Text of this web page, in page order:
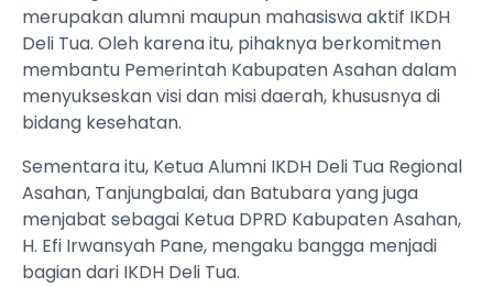
merupakan alumni maupun mahasiswa aktif IKDH
Deli Tua. Oleh karena itu, pihaknya berkomitmen
membantu Pemerintah Kabupaten Asahan dalam
menyukseskan visi dan misi daerah, khususnya di
bidang kesehatan.
Sementara itu, Ketua Alumni IKDH Deli Tua Regional
Asahan, Tanjungbalai, dan Batubara yang juga
menjabat sebagai Ketua DPRD Kabupaten Asahan,
H. Efi Irwansyah Pane, mengaku bangga menjadi
bagian dari IKDH Deli Tua.